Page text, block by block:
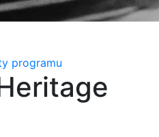
programu